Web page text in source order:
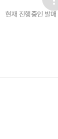
현재 진행중인 발매